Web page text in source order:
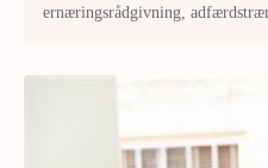
ernæringsrådgivning,